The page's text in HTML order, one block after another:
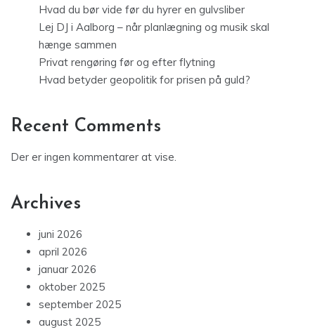
Hvad du bør vide før du hyrer en gulvsliber
Lej DJ i Aalborg – når planlægning og musik skal
hænge sammen
Privat rengøring før og efter flytning
Hvad betyder geopolitik for prisen på guld?
Recent Comments
Der er ingen kommentarer at vise.
Archives
juni 2026
april 2026
januar 2026
oktober 2025
september 2025
august 2025